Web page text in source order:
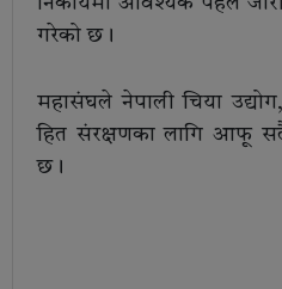
गरेको छ।
महासंघले नेपाली चिया
हित संरक्षणका लागि आफू
छ।